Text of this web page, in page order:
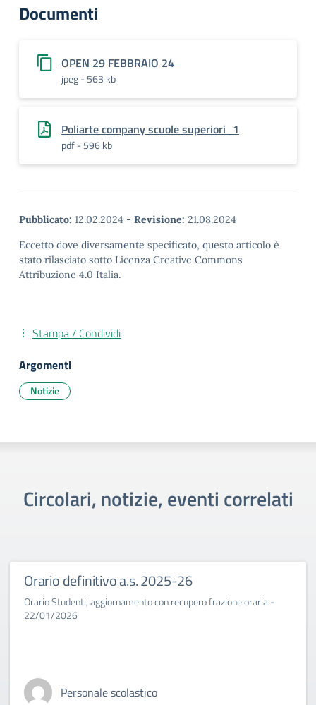
Documenti
OPEN 29 FEBBRAIO 24
jpeg - 563 kb
Poliarte company scuole superiori_1
pdf - 596 kb
Pubblicato: 12.02.2024 - Revisione: 21.08.2024
Eccetto dove diversamente specificato, questo articolo è
stato rilasciato sotto Licenza Creative Commons
Attribuzione 4.0 Italia.
Stampa / Condividi
Argomenti
Notizie
Circolari, notizie, eventi correlati
Orario definitivo a.s. 2025-26
Orario Studenti, aggiornamento con recupero frazione oraria -
22/01/2026
Personale scolastico